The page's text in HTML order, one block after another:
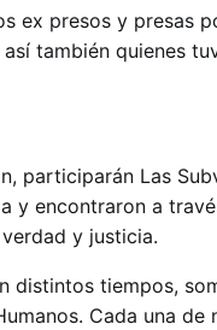
ex presos y presas
también quienes
participarán Las
y encontraron a
y justicia.
distintos tiempos,
Cada una